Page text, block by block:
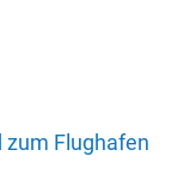
zum Flughafen